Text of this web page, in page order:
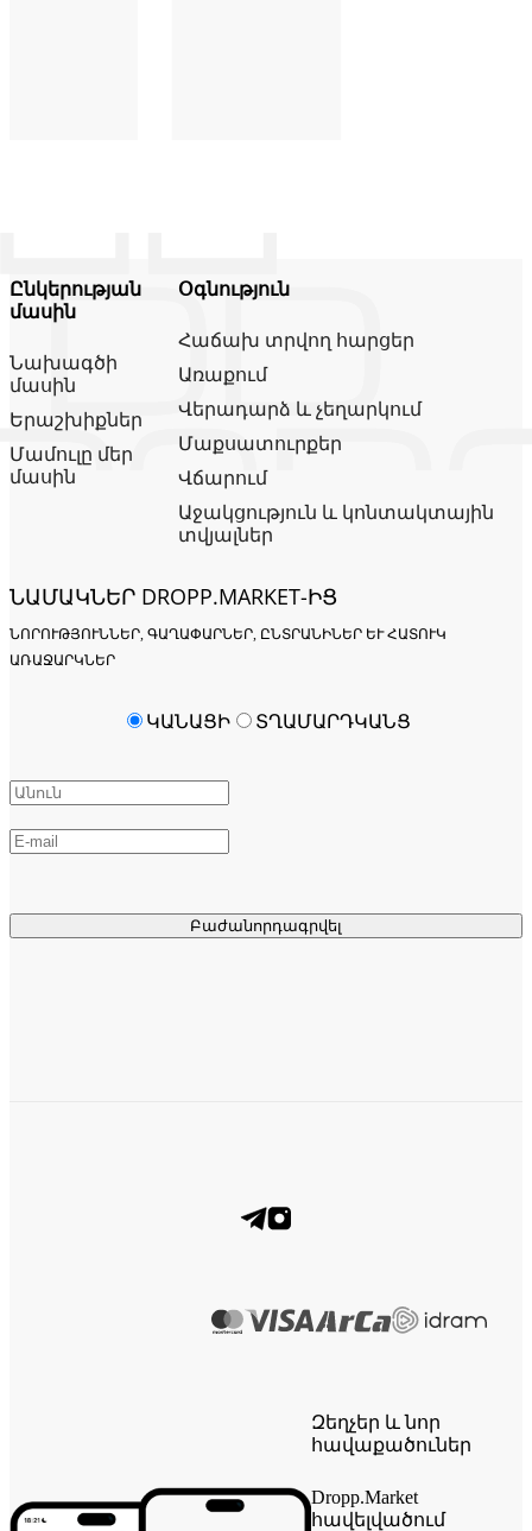
Ընկերության
մասին
Նախագծի
մասին
Երաշխիքներ
Մամուլը մեր
մասին
Օգնություն
Հաճախ տրվող հարցեր
Առաքում
Վերադարձ և չեղարկում
Մաքսատուրքեր
Վճարում
Աջակցություն և կոնտակտային
տվյալներ
ՆԱՄԱԿՆԵՐ DROPP.MARKET-ԻՑ
ՆՈՐՈՒԹՅՈՒՆՆԵՐ, ԳԱՂԱՓԱՐՆԵՐ, ԸՆՏՐԱՆԻՆԵՐ ԵՒ ՀԱՏՈՒԿ Ա
ՌԱՋԱՐԿՆԵՐ
Բաժանորդագրվել
ԿԱՆԱՑԻ ՏՂԱՄԱՐԴԿԱՆՑ
Զեղչեր և նոր
հավաքածուներ
Dropp.Market
հավելվածում